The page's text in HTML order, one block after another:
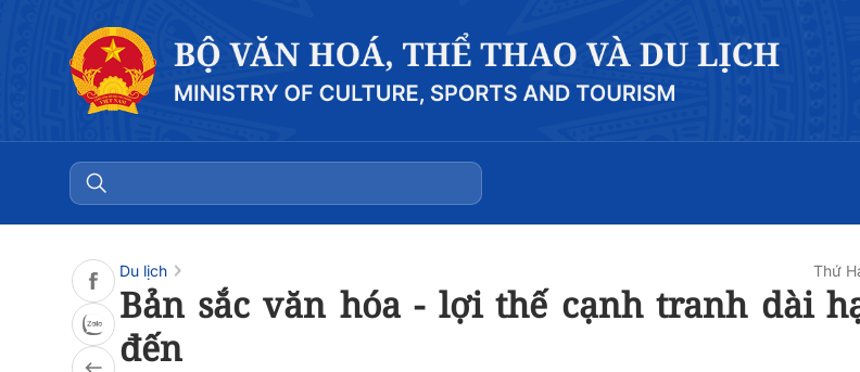
Du lịch Thứ
Bản sắc văn hóa - lợi thế cạnh tranh dài
đến
0:00 0:00